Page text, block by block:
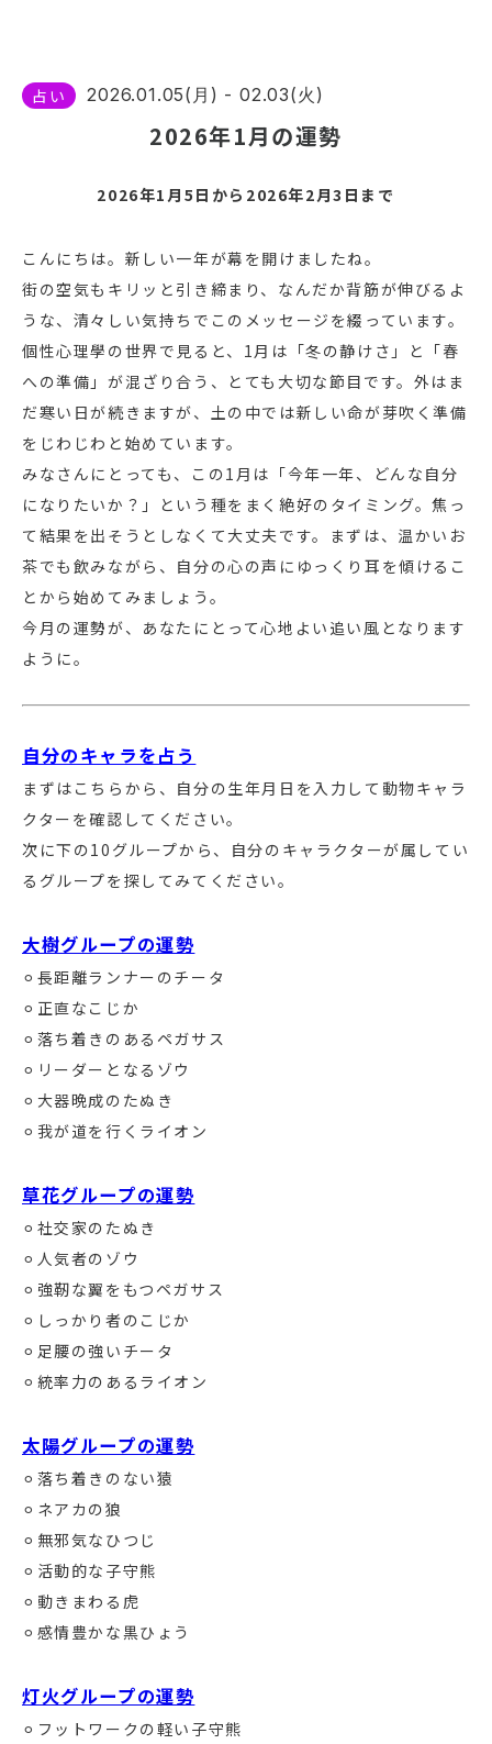
占い 2026.01.05(月) - 02.03(火)
2026年1月の運勢
2026年1月5日から2026年2月3日まで
こんにちは。新しい一年が幕を開けましたね。
街の空気もキリッと引き締まり、なんだか背筋が伸びるよ
うな、清々しい気持ちでこのメッセージを綴っています。
個性心理學の世界で見ると、1月は「冬の静けさ」と「春
への準備」が混ざり合う、とても大切な節目です。外はま
だ寒い日が続きますが、土の中では新しい命が芽吹く準備
をじわじわと始めています。
みなさんにとっても、この1月は「今年一年、どんな自分
になりたいか？」という種をまく絶好のタイミング。焦っ
て結果を出そうとしなくて大丈夫です。まずは、温かいお
茶でも飲みながら、自分の心の声にゆっくり耳を傾けるこ
とから始めてみましょう。
今月の運勢が、あなたにとって心地よい追い風となります
ように。
自分のキャラを占う
まずはこちらから、自分の生年月日を入力して動物キャラ
クターを確認してください。
次に下の10グループから、自分のキャラクターが属してい
るグループを探してみてください。
大樹グループの運勢
⚪︎長距離ランナーのチータ
⚪︎正直なこじか
⚪︎落ち着きのあるペガサス
⚪︎リーダーとなるゾウ
⚪︎大器晩成のたぬき
⚪︎我が道を行くライオン
草花グループの運勢
⚪︎社交家のたぬき
⚪︎人気者のゾウ
⚪︎強靭な翼をもつペガサス
⚪︎しっかり者のこじか
⚪︎足腰の強いチータ
⚪︎統率力のあるライオン
太陽グループの運勢
⚪︎落ち着きのない猿
⚪︎ネアカの狼
⚪︎無邪気なひつじ
⚪︎活動的な子守熊
⚪︎動きまわる虎
⚪︎感情豊かな黒ひょう
灯火グループの運勢
⚪︎フットワークの軽い子守熊